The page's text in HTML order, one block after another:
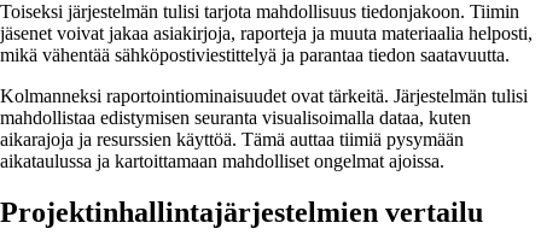
Toiseksi järjestelmän tulisi tarjota mahdollisuus tiedonjakoon. Tiimin
jäsenet voivat jakaa asiakirjoja, raporteja ja muuta materiaalia helposti,
mikä vähentää sähköpostiviestittelyä ja parantaa tiedon saatavuutta.
Kolmanneksi raportointiominaisuudet ovat tärkeitä. Järjestelmän tulisi
mahdollistaa edistymisen seuranta visualisoimalla dataa, kuten
aikarajoja ja resurssien käyttöä. Tämä auttaa tiimiä pysymään
aikataulussa ja kartoittamaan mahdolliset ongelmat ajoissa.
Projektinhallintajärjestelmien vertailu